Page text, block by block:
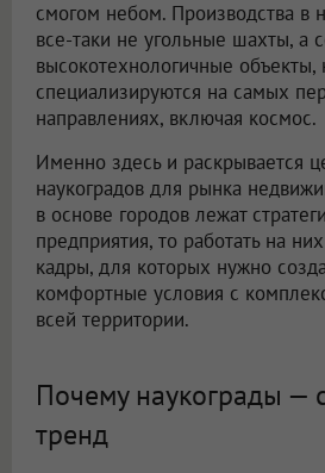
смогом небом. Производства в
все-таки не угольные шахты, а
высокотехнологичные объекты,
специализируются на самых
направлениях, включая космос.
Именно здесь и раскрывается
наукоградов для рынка
в основе городов лежат
предприятия, то работать на
кадры, для которых нужно
комфортные условия с
всей территории.
Почему наукограды —
тренд